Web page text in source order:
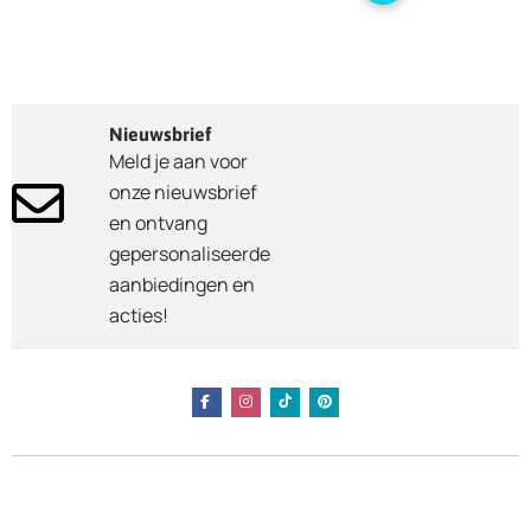
Nieuwsbrief
Meld je aan voor
onze nieuwsbrief
en ontvang
gepersonaliseerde
aanbiedingen en
acties!